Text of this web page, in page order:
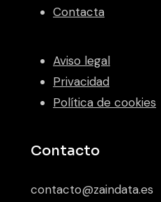
Contacta
Aviso legal
Privacidad
Política de cookies
Contacto
contacto@zaindata.es